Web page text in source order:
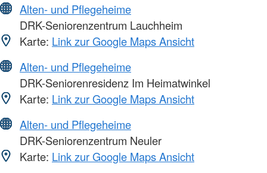
Alten- und Pflegeheime
DRK-Seniorenzentrum Lauchheim
Karte: Link zur Google Maps Ansicht
Alten- und Pflegeheime
DRK-Seniorenresidenz Im Heimatwinkel
Karte: Link zur Google Maps Ansicht
Alten- und Pflegeheime
DRK-Seniorenzentrum Neuler
Karte: Link zur Google Maps Ansicht